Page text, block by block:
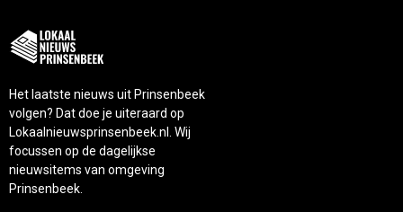
Het laatste nieuws uit Prinsenbeek
volgen? Dat doe je uiteraard op
Lokaalnieuwsprinsenbeek.nl. Wij
focussen op de dagelijkse
nieuwsitems van omgeving
Prinsenbeek.